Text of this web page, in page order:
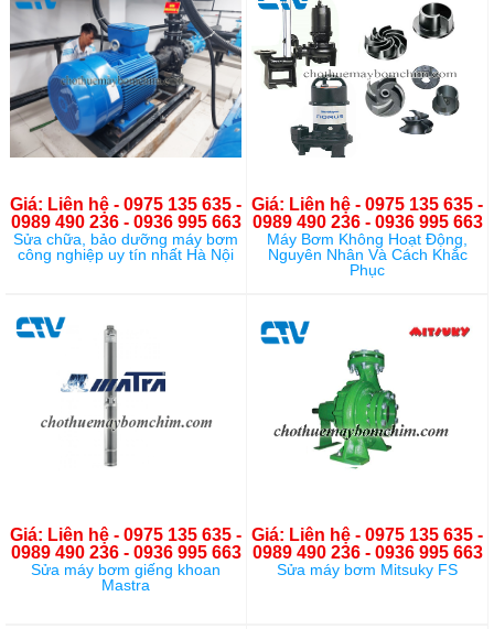
Giá: Liên hệ - 0975 135 635 -
0989 490 236 - 0936 995 663
Sửa chữa, bảo dưỡng máy bơm
công nghiệp uy tín nhất Hà Nội
Giá: Liên hệ - 0975 135 635 -
0989 490 236 - 0936 995 663
Máy Bơm Không Hoạt Động,
Nguyên Nhân Và Cách Khắc
Phục
Giá: Liên hệ - 0975 135 635 -
0989 490 236 - 0936 995 663
Sửa máy bơm giếng khoan
Mastra
Giá: Liên hệ - 0975 135 635 -
0989 490 236 - 0936 995 663
Sửa máy bơm Mitsuky FS